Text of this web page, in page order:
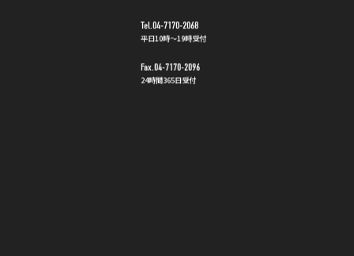
Tel.04-7170-2068
平日10時〜19時受付
Fax.04-7170-2096
24時間365日受付